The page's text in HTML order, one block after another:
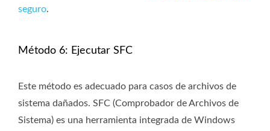
seguro.
Método 6: Ejecutar SFC
Este método es adecuado para casos de archivos de
sistema dañados. SFC (Comprobador de Archivos de
Sistema) es una herramienta integrada de Windows